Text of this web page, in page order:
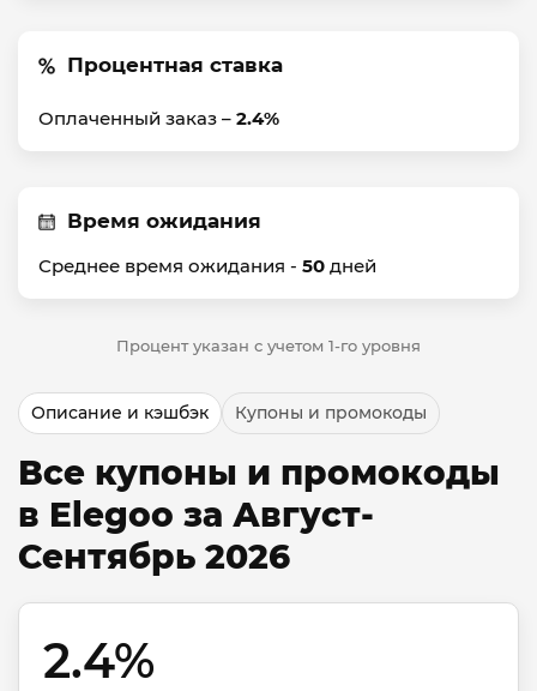
Процентная ставка
Оплаченный заказ – 2.4%
Время ожидания
Среднее время ожидания - 50 дней
Процент указан с учетом 1-го уровня
Описание и кэшбэк Купоны и промокоды
Все купоны и промокоды
в Elegoo за Август-
Сентябрь 2026
2.4%